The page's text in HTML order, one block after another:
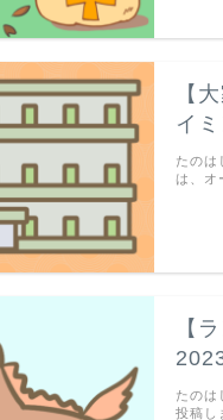
【
イ
たのは
は、オ
【
たのは
投稿